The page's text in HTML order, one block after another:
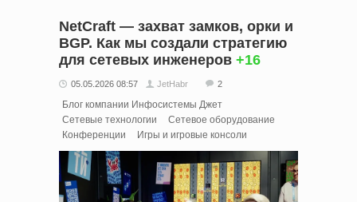
NetCraft — захват замков, орки и
BGP. Как мы создали стратегию
для сетевых инженеров +16
05.05.2026 08:57 JetHabr 2
Блог компании Инфосистемы Джет
Сетевые технологии
Сетевое оборудование
Конференции
Игры и игровые консоли